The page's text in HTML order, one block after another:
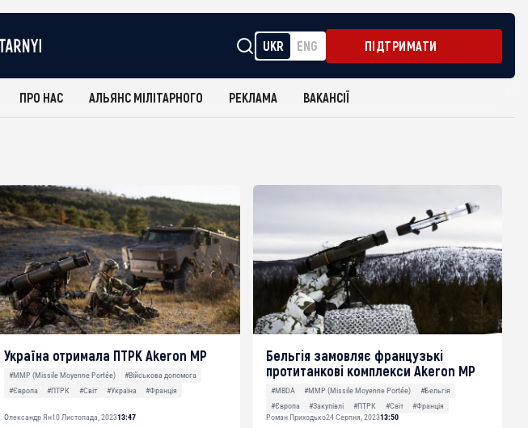
UKR ENG ПІДТРИМАТИ
ПРО НАС АЛЬЯНС МІЛІТАРНОГО РЕКЛАМА ВАКАНСІЇ
Україна отримала ПТРК Akeron MP
#MMP (Missile Moyenne Portée)
#Військова допомога
#Європа
#ПТРК #Світ #Україна #Франція
Олександр Ян10 Листопада, 202313:47
Бельгія замовляє французькі
протитанкові комплекси Akeron MP
#MBDA #MMP (Missile Moyenne Portée)
#Бельгія
#Європа
#Закупівлі #ПТРК #Світ
#Франція
Роман Приходько24 Серпня, 202313:50